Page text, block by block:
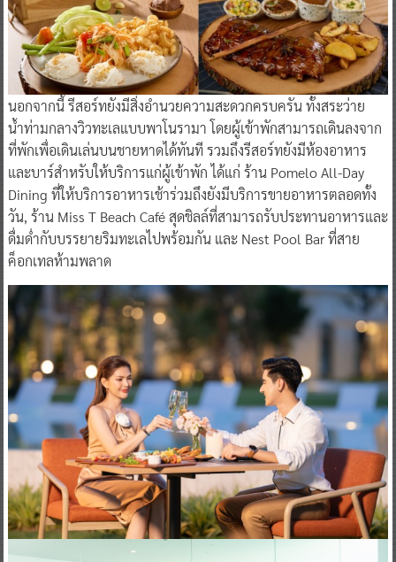
นอกจากนี้ รีสอร์ทยังมีสิ่งอำนวยความสะดวกครบครัน ทั้งสระว่าย
น้ำท่ามกลางวิวทะเลแบบพาโนรามา โดยผู้เข้าพักสามารถเดินลงจาก
ที่พักเพื่อเดินเล่นบนชายหาดได้ทันที รวมถึงรีสอร์ทยังมีห้องอาหาร
และบาร์สำหรับให้บริการแก่ผู้เข้าพัก ได้แก่ ร้าน Pomelo All-Day
Dining ที่ให้บริการอาหารเช้าร่วมถึงยังมีบริการขายอาหารตลอดทั้ง
วัน, ร้าน Miss T Beach Café สุดชิลล์ที่สามารถรับประทานอาหารและ
ดื่มด่ำกับบรรยายริมทะเลไปพร้อมกัน และ Nest Pool Bar ที่สาย
ค็อกเทลห้ามพลาด